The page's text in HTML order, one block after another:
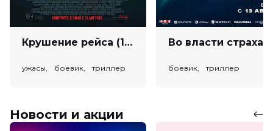
Крушение рейса (18+)
ужасы, боевик, триллер боевик, триллер
Новости и акции